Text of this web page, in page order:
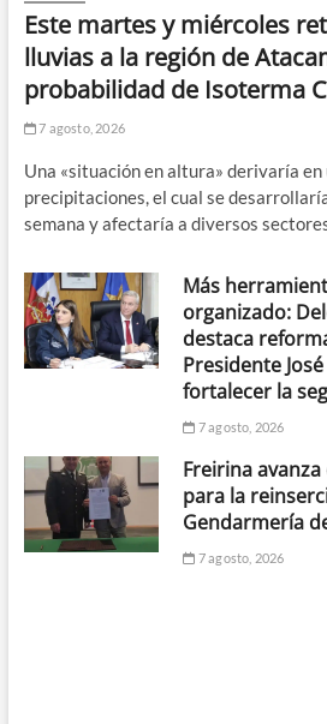
Este martes y miércoles
lluvias a la región de
probabilidad de Isoterma
7 agosto, 2026
Una «situación en altura» derivaría en
precipitaciones, el cual se
semana y afectaría a diversos
Más
organizado:
destaca
Presidente
fortalecer la
7 agosto, 2026
Freirina
para la
Gendarmería
7 agosto, 2026